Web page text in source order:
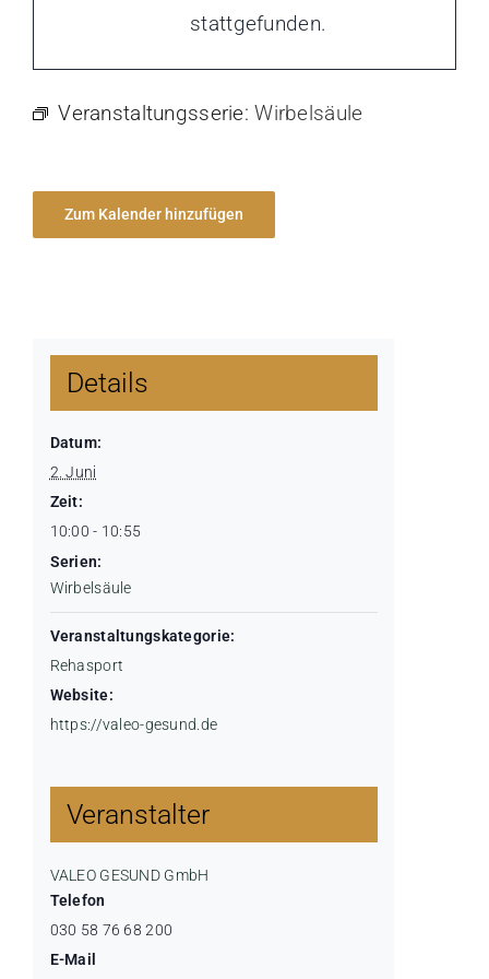
stattgefunden.
Veranstaltungsserie:Wirbelsäule
Zum Kalender hinzufügen
Details
Datum:
2. Juni
Zeit:
10:00 - 10:55
Serien:
Wirbelsäule
Veranstaltungskategorie:
Rehasport
Website:
https://valeo-gesund.de
Veranstalter
VALEO GESUND GmbH
Telefon
030 58 76 68 200
E-Mail